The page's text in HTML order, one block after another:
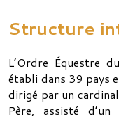
Structure
L’Ordre Équestre
établi dans 39 pays
dirigé par un
Père, assisté